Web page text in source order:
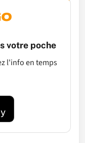
votre poche
l'info en temps